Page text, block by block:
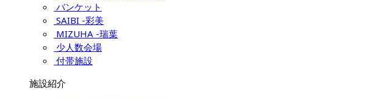
バンケット
SAIBI -彩美
MIZUHA -瑞葉
少人数会場
付帯施設
施設紹介